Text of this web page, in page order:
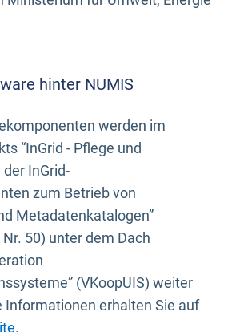
hinter NUMIS
werden im
“InGrid - Pflege und
InGrid-
zum Betrieb von
Metadatenkatalogen”
50) unter dem Dach
(VKoopUIS) weiter
erhalten Sie auf
.